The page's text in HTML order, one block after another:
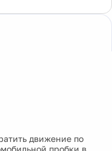
движение по